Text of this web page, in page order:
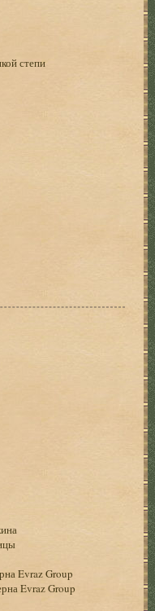
степи
Evraz Group
Evraz Group